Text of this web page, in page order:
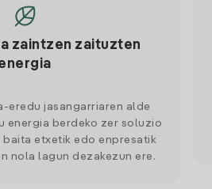
zaintzen zaituzten
eredu jasangarriaren alde
energia berdeko zer soluzio
baita etxetik edo enpresatik
nola lagun dezakezun ere.